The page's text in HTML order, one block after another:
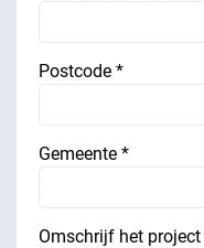
Postcode *
Gemeente *
Omschrijf het